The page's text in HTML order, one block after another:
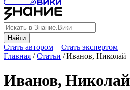
Найти
Стать автором
Стать экспертом
Главная /Статьи /Иванов, Николай
Иванов, Николай